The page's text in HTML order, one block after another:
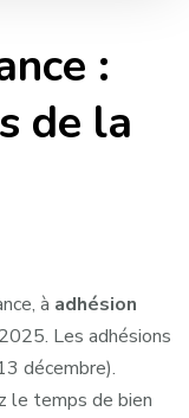
:
de la
à adhésion
Les adhésions
décembre).
le temps de bien